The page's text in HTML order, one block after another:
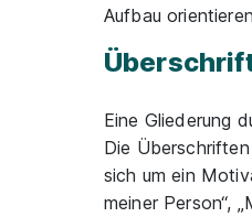
Aufbau
Eine Gliederung
Die
sich um ein
meiner Person“,